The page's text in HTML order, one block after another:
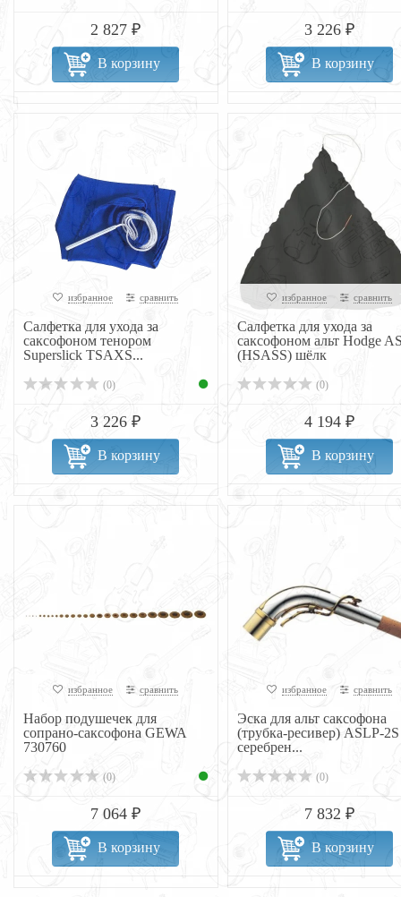
2 827 ₽
В корзину
3 226 ₽
В корзину
избранное сравнить
Салфетка для ухода за
саксофоном тенором
Superslick TSAXS...
(0)
3 226 ₽
В корзину
избранное сравнить
Салфетка для ухода за
саксофоном альт Hodge
(HSASS) шёлк
(0)
4 194 ₽
В корзину
избранное сравнить
Набор подушечек для
сопрано-саксофона GEWA
730760
(0)
7 064 ₽
В корзину
избранное сравнить
Эска для альт саксофона
(трубка-ресивер) ASLP-2S
серебрен...
(0)
7 832 ₽
В корзину